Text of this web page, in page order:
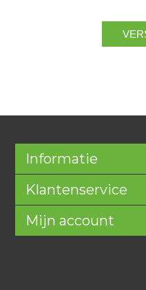
Informatie
Klantenservice
Mijn account